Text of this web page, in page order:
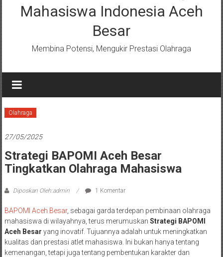
Mahasiswa Indonesia Aceh
Besar
Membina Potensi, Mengukir Prestasi Olahraga
Olahraga
27/05/2025
Strategi BAPOMI Aceh Besar
Tingkatkan Olahraga Mahasiswa
Diposkan Oleh:admin 1 Komentar
BAPOMI Aceh Besar, sebagai garda terdepan pembinaan olahraga
mahasiswa di wilayahnya, terus merumuskan Strategi BAPOMI
Aceh Besar yang inovatif. Tujuannya adalah untuk meningkatkan
kualitas dan prestasi atlet mahasiswa. Ini bukan hanya tentang
kemenangan, tetapi juga tentang pembentukan karakter dan